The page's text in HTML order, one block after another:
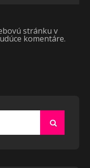
stránku v
komentáre.